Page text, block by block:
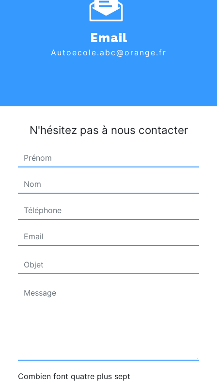
Email
autoecole.abc@orange.fr
N'hésitez pas à nous contacter
Combien font quatre plus sept